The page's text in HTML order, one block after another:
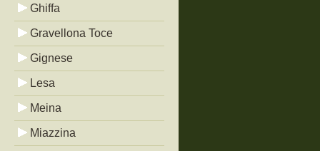
Ghiffa
Gravellona Toce
Gignese
Lesa
Meina
Miazzina